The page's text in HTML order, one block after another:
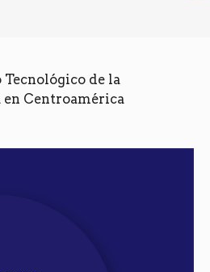
de la
Centroamérica